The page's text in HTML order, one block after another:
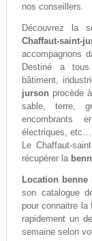
nos conseillers.
Découvrez la
Chaffaut-saint-
accompagnons
Destiné a
bâtiment,
jurson procède
sable, terre,
encombrants
électriques, etc…
Le Chaffaut-
récupérer la
Location benne
son catalogue
pour connaitre
rapidement un
semaine selon